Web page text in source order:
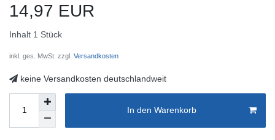
14,97 EUR
Inhalt 1 Stück
inkl. ges. MwSt. zzgl. Versandkosten
keine Versandkosten deutschlandweit
In den Warenkorb